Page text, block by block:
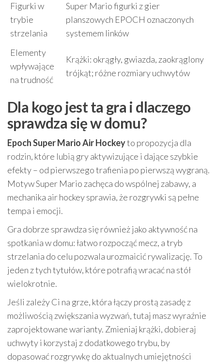
Figurki w
trybie
strzelania
Super Mario figurki z gier
planszowych EPOCH oznaczonych
systemem linków
Elementy
wpływające
na trudność
Krążki: okrągły, gwiazda, zaokrąglony
trójkąt; różne rozmiary uchwytów
Dla kogo jest ta gra i dlaczego
sprawdza się w domu?
Epoch Super Mario Air Hockeyto propozycja dla
rodzin, które lubią gry aktywizujące i dające szybkie
efekty – od pierwszego trafienia po pierwszą wygraną.
Motyw Super Mario zachęca do wspólnej zabawy, a
mechanika air hockey sprawia, że rozgrywki są pełne
tempa i emocji.
Gra dobrze sprawdza się również jako aktywność na
spotkania w domu: łatwo rozpocząć mecz, a tryb
strzelania do celu pozwala urozmaicić rywalizację. To
jeden z tych tytułów, które potrafią wracać na stół
wielokrotnie.
Jeśli zależy Ci na grze, która łączy prostą zasadę z
możliwością zwiększania wyzwań, tutaj masz wyraźnie
zaprojektowane warianty. Zmieniaj krążki, dobieraj
uchwyty i korzystaj z dodatkowego trybu, by
dopasować rozgrywkę do aktualnych umiejętności